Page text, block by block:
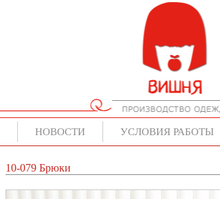
НОВОСТИ УСЛОВИЯ РАБОТЫ
10-079 Брюки